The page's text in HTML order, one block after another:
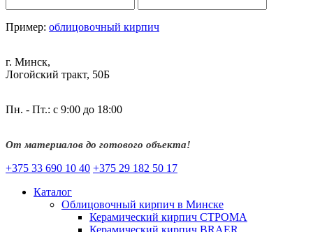
Пример: облицовочный кирпич
г. Минск,
Логойский тракт, 50Б
Пн. - Пт.: с 9:00 до 18:00
От материалов до готового объекта!
+375 33 690 10 40 +375 29 182 50 17
Каталог
Облицовочный кирпич в Минске
Керамический кирпич СТРОМА
Керамический кирпич BRAER